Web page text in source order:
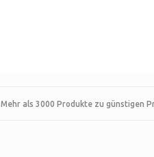
Mehr als 3000 Produkte zu günstigen